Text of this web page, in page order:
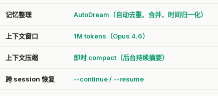
记忆整理 AutoDream（自动去重、合并、时间归一化）
上下文窗口 1M tokens（Opus 4.6）
上下文压缩 即时 compact（后台持续摘要）
跨 session 恢复 --continue / --resume